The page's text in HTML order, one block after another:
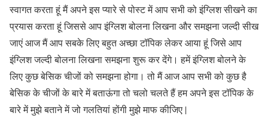
स्वागत करता हूं मैं अपने इस प्यारे से पोस्ट में आप सभी को इंग्लिश सीखने का
प्रयास करता हूं जिससे आप इंग्लिश बोलना लिखना और समझना जल्दी सीख
जाएं आज मैं आप सबके लिए बहुत अच्छा टॉपिक लेकर आया हूं जिसे आप
इंग्लिश जल्दी बोलना लिखना समझना शुरू कर देंगे। हमें इंग्लिश बोलने के
लिए कुछ बेसिक चीजों को समझना होगा। तो मैं आज आप सभी को कुछ है
बेसिक के चीजों के बारे में बताऊंगा तो चलो चलते हैं हम अपने इस टॉपिक के
बारे में मुझे बताने में जो गलतियां होंगी मुझे माफ कीजिए |